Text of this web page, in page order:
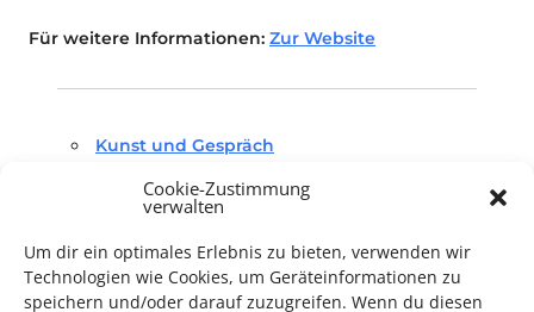
Cookie-Zustimmung
verwalten
Um dir ein optimales Erlebnis zu bieten, verwenden wir
Technologien wie Cookies, um Geräteinformationen zu
speichern und/oder darauf zuzugreifen. Wenn du diesen
Für weitere Informationen: Zur Website
Kunst und Gespräch